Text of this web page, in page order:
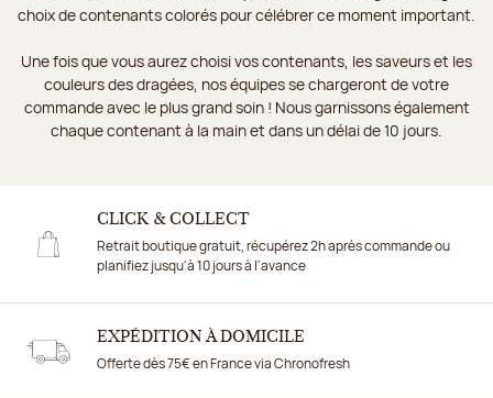
choix de contenants colorés pour célébrer ce moment important.
Une fois que vous aurez choisi vos contenants, les saveurs et les
couleurs des dragées, nos équipes se chargeront de votre
commande avec le plus grand soin ! Nous garnissons également
chaque contenant à la main et dans un délai de 10 jours.
CLICK & COLLECT
Retrait boutique gratuit, récupérez 2h après commande ou
planifiez jusqu'à 10 jours à l'avance
EXPÉDITION À DOMICILE
Offerte dès 75€ en France via Chronofresh